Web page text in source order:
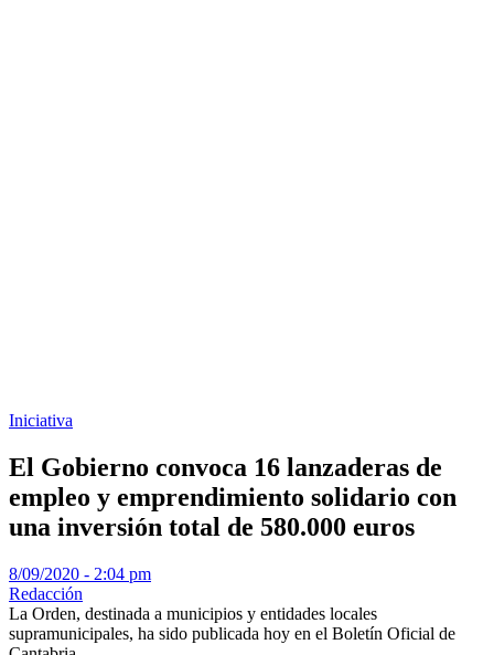
Iniciativa
El Gobierno convoca 16 lanzaderas de
empleo y emprendimiento solidario con
una inversión total de 580.000 euros
8/09/2020 - 2:04 pm
Redacción
La Orden, destinada a municipios y entidades locales
supramunicipales, ha sido publicada hoy en el Boletín Oficial de